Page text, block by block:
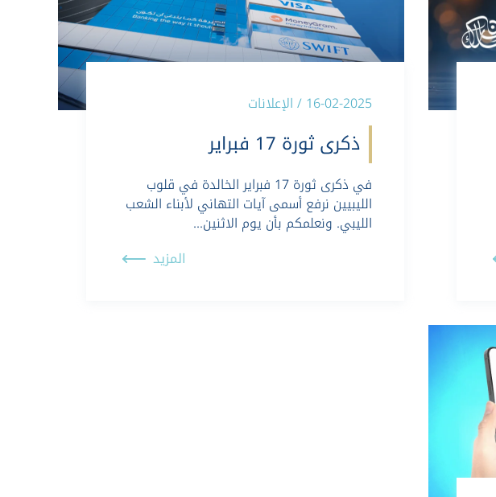
16-02-2025 / الإعلانات
ذكرى ثورة 17 فبراير
في ذكرى ثورة 17 فبراير الخالدة في قلوب
الليبيين نرفع أسمى آيات التهاني لأبناء الشعب
الليبي. ونعلمكم بأن يوم الاثنين…
المزيد